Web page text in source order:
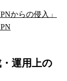
からの侵入」
運用上の